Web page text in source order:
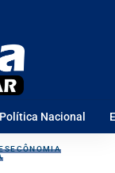
Política Nacional
ECÔNOMIA